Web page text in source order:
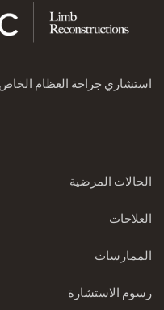
استشاري جراحة العظام
الحالات المرضية
العلاجات
الممارسات
رسوم الاستشارة